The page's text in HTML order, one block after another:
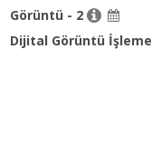
Görüntü - 2
Dijital Görüntü